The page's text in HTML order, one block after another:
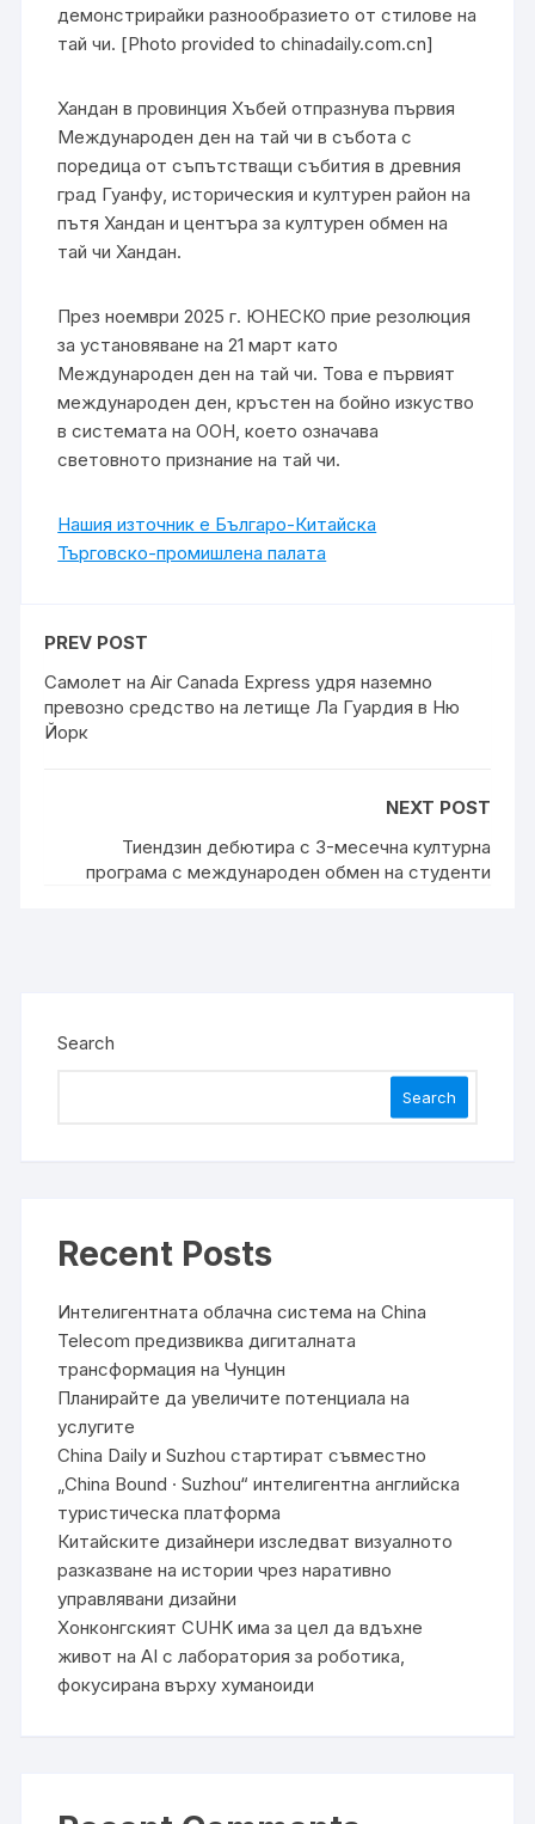
демонстрирайки разнообразието от стилове на
тай чи. [Photo provided to chinadaily.com.cn]
Хандан в провинция Хъбей отпразнува първия
Международен ден на тай чи в събота с
поредица от съпътстващи събития в древния
град Гуанфу, историческия и културен район на
пътя Хандан и центъра за културен обмен на
тай чи Хандан.
През ноември 2025 г. ЮНЕСКО прие резолюция
за установяване на 21 март като
Международен ден на тай чи. Това е първият
международен ден, кръстен на бойно изкуство
в системата на ООН, което означава
световното признание на тай чи.
Нашия източник е Българо-Китайска
Търговско-промишлена палaта
PREV POST
Самолет на Air Canada Express удря наземно
превозно средство на летище Ла Гуардия в Ню
Йорк
NEXT POST
Тиендзин дебютира с 3-месечна културна
програма с международен обмен на студенти
Search
Search
Recent Posts
Интелигентната облачна система на China
Telecom предизвиква дигиталната
трансформация на Чунцин
Планирайте да увеличите потенциала на
услугите
China Daily и Suzhou стартират съвместно
„China Bound · Suzhou“ интелигентна английска
туристическа платформа
Китайските дизайнери изследват визуалното
разказване на истории чрез наративно
управлявани дизайни
Хонконгският CUHK има за цел да вдъхне
живот на AI с лаборатория за роботика,
фокусирана върху хуманоиди